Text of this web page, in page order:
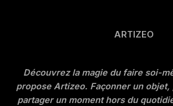
ARTIZEO
Découvrez la magie du faire soi-
propose Artizeo. Façonner un
partager un moment hors du